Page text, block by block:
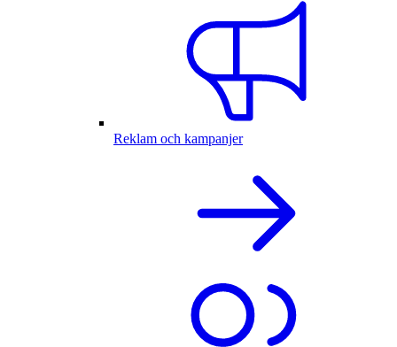
Reklam och kampanjer